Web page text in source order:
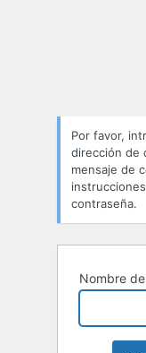
Por favor,
dirección de
mensaje de
contraseña.
Nombre